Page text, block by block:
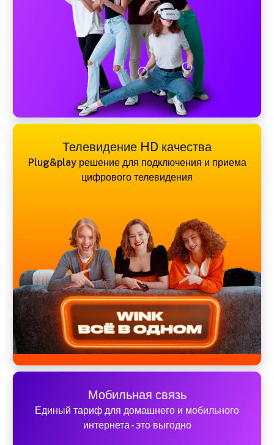
Телевидение HD качества
Plug&play решение для подключения и приема
цифрового телевидения
Мобильная связь
Единый тариф для домашнего и мобильного
интернета - это выгодно